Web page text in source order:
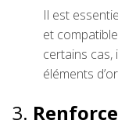
Il est
et
certains cas,
éléments
3.